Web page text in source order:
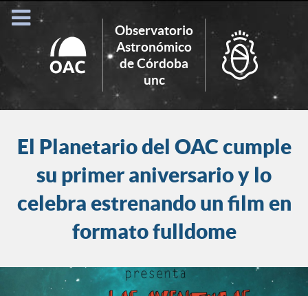
Observatorio
Astronómico
de Córdoba
unc
Search
for:
El Planetario del OAC cumple
su primer aniversario y lo
celebra estrenando un film en
formato fulldome